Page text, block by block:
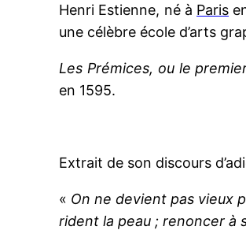
Henri Estienne, né à Paris
une célèbre école d’arts
Les Prémices, ou le
en 1595.
Extrait de son discours
« On ne devient pas vieux
rident la peau ; renoncer à